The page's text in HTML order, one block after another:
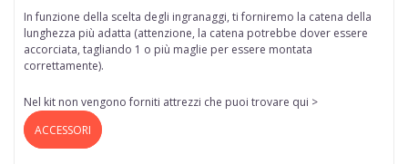
In funzione della scelta degli ingranaggi, ti forniremo la catena della
lunghezza più adatta (attenzione, la catena potrebbe dover essere
accorciata, tagliando 1 o più maglie per essere montata
correttamente).
Nel kit non vengono forniti attrezzi che puoi trovare qui >
ACCESSORI